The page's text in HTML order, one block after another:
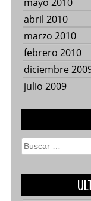
abril 2010
marzo 2010
febrero 2010
diciembre
julio 2009
Buscar: